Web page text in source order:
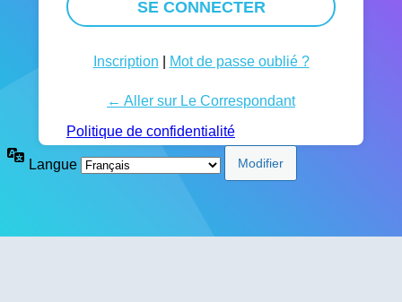
Inscription Mot de passe oublié ?
← Aller sur Le Correspondant
Politique de confidentialité
Langue